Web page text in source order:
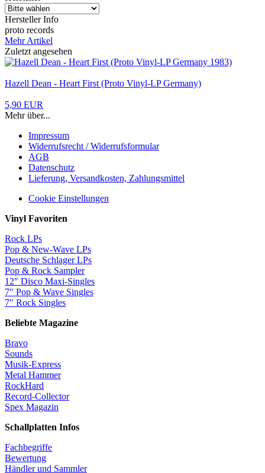
Hersteller Info
proto records
Mehr Artikel
Zuletzt angesehen
Hazell Dean - Heart First (Proto Vinyl-LP Germany)
5,90 EUR
Mehr über...
Impressum
Widerrufsrecht / Widerrufsformular
AGB
Datenschutz
Lieferung, Versandkosten, Zahlungsmittel
Cookie Einstellungen
Vinyl Favoriten
Rock LPs
Pop & New-Wave LPs
Deutsche Schlager LPs
Pop & Rock Sampler
12" Disco Maxi-Singles
7" Pop & Wave Singles
7" Rock Singles
Beliebte Magazine
Bravo
Sounds
Musik-Express
Metal Hammer
RockHard
Record-Collector
Spex Magazin
Schallplatten Infos
Fachbegriffe
Bewertung
Händler und Sammler